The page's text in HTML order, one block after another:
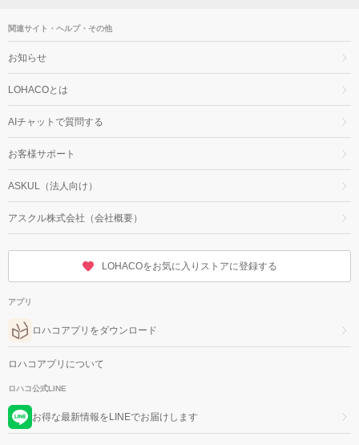
関連サイト・ヘルプ・その他
お知らせ
LOHACOとは
AIチャットで質問する
お客様サポート
ASKUL（法人向け）
アスクル株式会社（会社概要）
LOHACOをお気に入りストアに登録する
アプリ
ロハコアプリをダウンロード
ロハコアプリについて
ロハコ公式LINE
お得な最新情報をLINEでお届けします